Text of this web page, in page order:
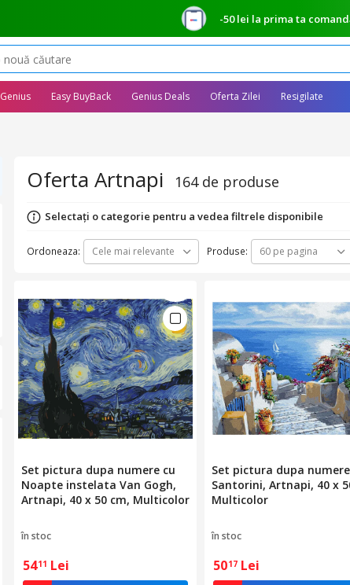
-50 lei la prima ta
Genius Easy BuyBack Genius Deals Oferta Zilei Resigilate
Oferta Artnapi 164 de produse
Selectați o categorie pentru a vedea filtrele disponibile
Ordoneaza: Cele mai relevante Produse: 60 pe pagina
Set pictura dupa numere cu
Noapte instelata Van Gogh,
Artnapi, 40 x 50 cm, Multicolor
în stoc
5411 Lei
Set pictura dupa
Santorini, Artnapi, 40 x
Multicolor
în stoc
5017 Lei